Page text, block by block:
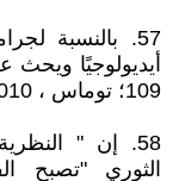
57. بالنسبة
109؛ توماس ، 2010، ص. 16.
58. إن "
الثوري "تصبح